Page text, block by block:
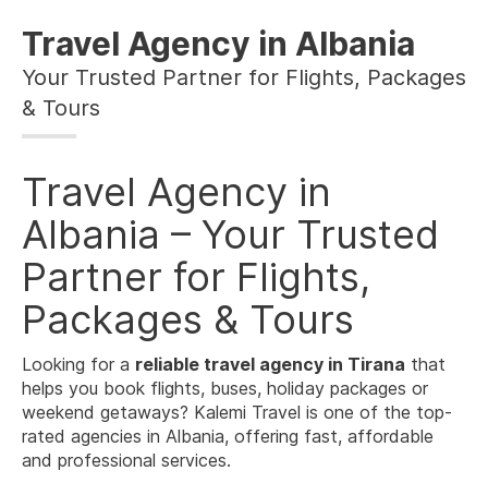
Travel Agency in Albania
Your Trusted Partner for Flights, Packages
& Tours
Travel Agency in
Albania – Your Trusted
Partner for Flights,
Packages & Tours
Looking for a reliable travel agency in Tirana that
helps you book flights, buses, holiday packages or
weekend getaways? Kalemi Travel is one of the top-
rated agencies in Albania, offering fast, affordable
and professional services.